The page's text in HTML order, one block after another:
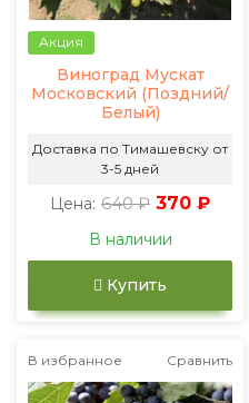
Акция
Виноград Мускат
Московский (Поздний/
Белый)
Доставка по Тимашевску от
3-5 дней
Цена: 640 ₽ 370 ₽
В наличии
Купить
В избранное Сравнить